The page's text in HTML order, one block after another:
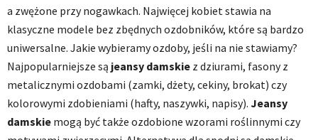
a zwężone przy nogawkach. Najwięcej kobiet stawia na
klasyczne modele bez zbędnych ozdobników, które są bardzo
uniwersalne. Jakie wybieramy ozdoby, jeśli na nie stawiamy?
Najpopularniejsze są jeansy damskie z dziurami, fasony z
metalicznymi ozdobami (zamki, dżety, cekiny, brokat) czy
kolorowymi zdobieniami (hafty, naszywki, napisy). Jeansy
damskie mogą być także ozdobione wzorami roślinnymi czy